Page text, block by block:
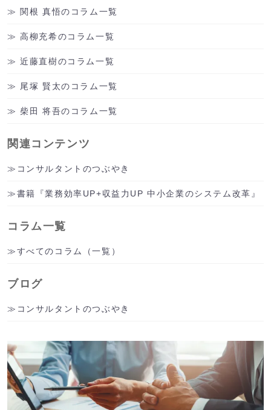
関根 真悟のコラム一覧
高柳充希のコラム一覧
近藤直樹のコラム一覧
尾塚 賢太のコラム一覧
柴田 将吾のコラム一覧
関連コンテンツ
コンサルタントのつぶやき
書籍『業務効率UP+収益力UP 中小企業のシステム改革』
コラム一覧
すべてのコラム（一覧）
ブログ
コンサルタントのつぶやき